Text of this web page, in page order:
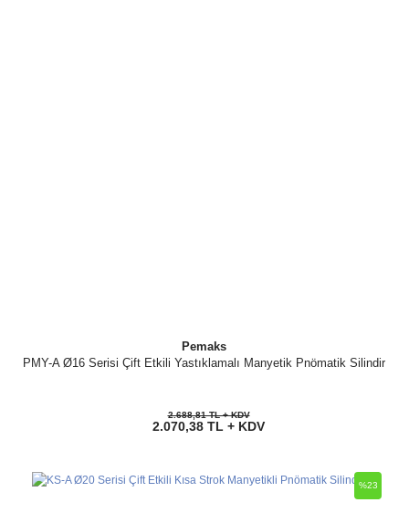
Pemaks
PMY-A Ø16 Serisi Çift Etkili Yastıklamalı Manyetik Pnömatik Silindir
2.688,81 TL + KDV
2.070,38 TL + KDV
%23